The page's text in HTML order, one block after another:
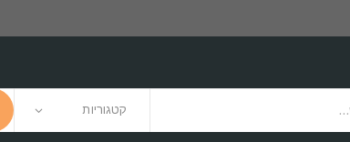
קטגוריות